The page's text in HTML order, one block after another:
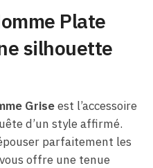
Plate
silhouette
Griseest l’accessoire
d’un style affirmé.
parfaitement les
offre une tenue